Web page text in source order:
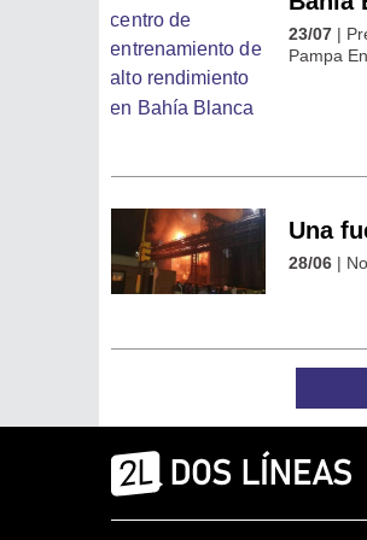
23/07 |
Pampa
Una
28/06 |